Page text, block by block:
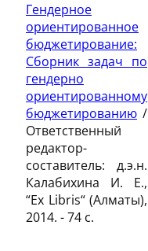
Гендерное
ориентированное
бюджетирование:
Сборник задач по
гендерно
ориентированному
бюджетированию /
Ответственный
редактор-
составитель: д.э.н.
Калабихина И. Е.,
“Ex Libris“ (Алматы),
2014. - 74 c.